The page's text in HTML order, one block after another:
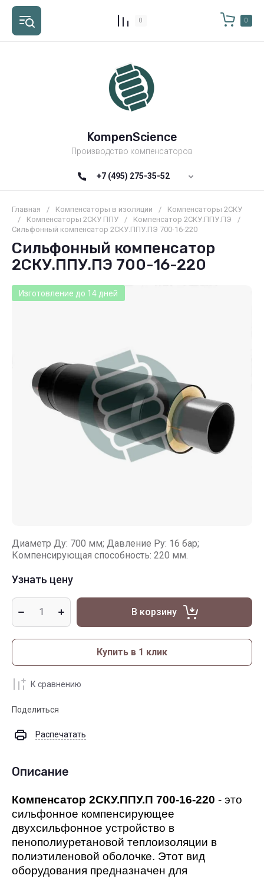
0 0
KompenScience
Производство компенсаторов
+7 (495) 275-35-52
Главная / Компенсаторы в изоляции /
Компенсаторы 2СКУ
/
Компенсаторы 2СКУ ППУ / Компенсатор 2СКУ.ППУ.ПЭ
/
Сильфонный компенсатор 2СКУ.ППУ.ПЭ 700-16-220
Сильфонный компенсатор
2СКУ.ППУ.ПЭ 700-16-220
Изготовление до 14 дней
Диаметр Ду: 700 мм; Давление Ру: 16 бар;
Компенсирующая способность: 220 мм.
Узнать цену
В корзину
Купить в 1 клик
К сравнению
Поделиться
Распечатать
Описание
Компенсатор 2СКУ.ППУ.П 700-16-220 - это
сильфонное компенсирующее
двухсильфонное устройство в
пенополиуретановой теплоизоляции в
полиэтиленовой оболочке. Этот вид
оборудования предназначен для